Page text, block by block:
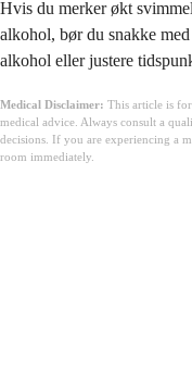
Hvis du merker økt
alkohol, bør du snakke
alkohol eller justere
Medical Disclaimer: This article is
medical advice. Always consult a
decisions. If you are experiencing a
room immediately.